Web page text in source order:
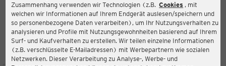
Zusammenhang verwenden wir Technologien (z.B. Cookies , mit
welchen wir Informationen auf Ihrem Endgerät auslesen/speichern und
so personenbezogene Daten verarbeiten), um Ihr Nutzungsverhalten zu
analysieren und Profile mit Nutzungsgewohnheiten basierend auf Ihrem
Surf- und Kaufverhalten zu erstellen. Wir teilen einzelne Informationen
(z.B. verschlüsselte E-Mailadressen) mit Werbepartnern wie sozialen
Netzwerken. Dieser Verarbeitung zu Analyse-, Werbe- und
ERNSTING'S FAMILY FILIALE
Neumarktstraße 43
31683 Obernkirchen
4,3
Bewertung: